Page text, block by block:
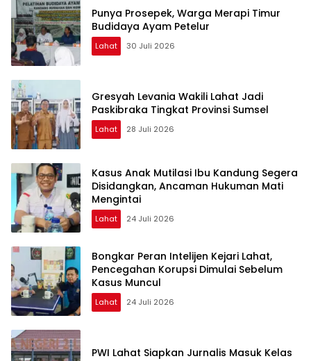
Punya Prosepek, Warga Merapi Timur
Budidaya Ayam Petelur
Lahat 30 Juli 2026
Gresyah Levania Wakili Lahat Jadi
Paskibraka Tingkat Provinsi Sumsel
Lahat 28 Juli 2026
Kasus Anak Mutilasi Ibu Kandung Segera
Disidangkan, Ancaman Hukuman Mati
Mengintai
Lahat 24 Juli 2026
Bongkar Peran Intelijen Kejari Lahat,
Pencegahan Korupsi Dimulai Sebelum
Kasus Muncul
Lahat 24 Juli 2026
PWI Lahat Siapkan Jurnalis Masuk Kelas